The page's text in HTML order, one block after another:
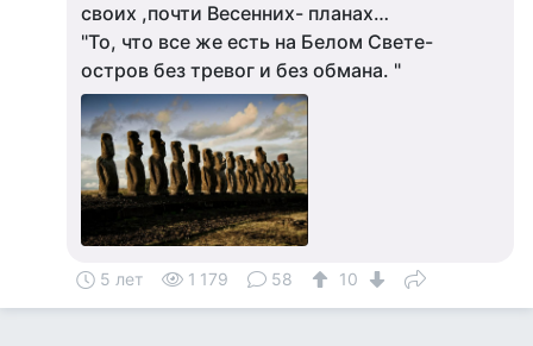
своих ,почти Весенних- планах…
"То, что все же есть на Белом Свете-
остров без тревог и без обмана. "
5 лет 1 179 58 10